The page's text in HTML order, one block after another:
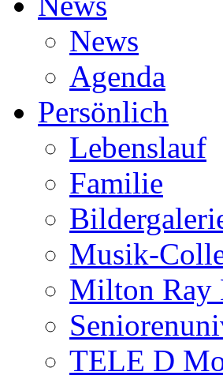
News
Agenda
Persönlich
Lebenslauf
Familie
Musik-
Milton Ray
TELE D